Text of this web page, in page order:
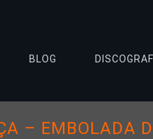
BLOG
– EMBOLADA